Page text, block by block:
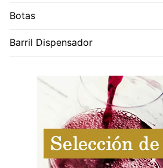
Botas
Barril Dispensador